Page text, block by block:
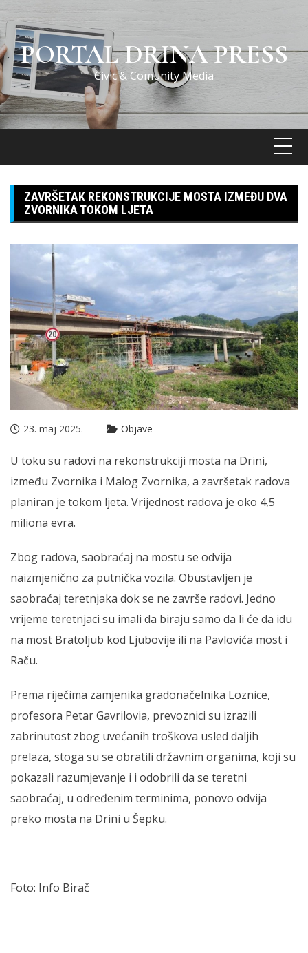
Skip
to
contentPORTAL DRINA PRESS
Civic & Comunity Media
ZAVRŠETAK REKONSTRUKCIJE MOSTA IZMEĐU DVA
ZVORNIKA TOKOM LJETA
23. maj 2025. Objave
U toku su radovi na rekonstrukciji mosta na Drini,
između Zvornika i Malog Zvornika, a završetak radova
planiran je tokom ljeta. Vrijednost radova je oko 4,5
miliona evra.
Zbog radova, saobraćaj na mostu se odvija
naizmjenično za putnička vozila. Obustavljen je
saobraćaj teretnjaka dok se ne završe radovi. Jedno
vrijeme teretnjaci su imali da biraju samo da li će da idu
na most Bratoljub kod Ljubovije ili na Pavlovića most i
Raču.
Prema riječima zamjenika gradonačelnika Loznice,
profesora Petar Gavrilovia, prevoznici su izrazili
zabrinutost zbog uvećanih troškova usled daljih
prelaza, stoga su se obratili državnim organima, koji su
pokazali razumjevanje i i odobrili da se teretni
saobraćaj, u određenim terminima, ponovo odvija
preko mosta na Drini u Šepku.
Foto: Info Birač